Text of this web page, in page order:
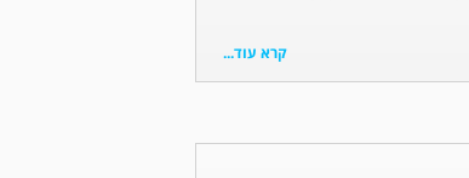
קרא עוד...